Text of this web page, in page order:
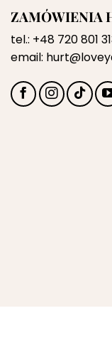
ZAMÓWIENIA
tel.: +48 720 801
email: